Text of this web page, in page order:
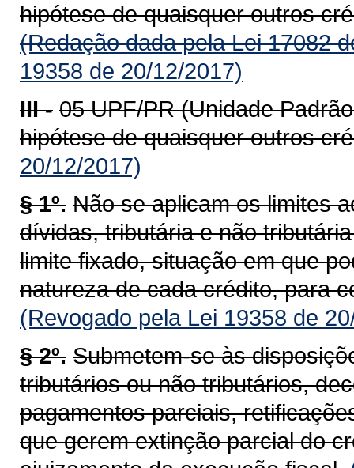
hipótese de quaisquer outros
(Redação dada pela Lei 17082
19358 de 20/12/2017)
III - 05 UPF/PR (Unidade
hipótese de quaisquer outros
20/12/2017)
§ 1º. Não se aplicam os limites
dívidas, tributária e não
limite fixado, situação em que
natureza de cada crédito, para
(Revogado pela Lei 19358 de
§ 2º. Submetem-se às
tributários ou não tributários,
pagamentos parciais,
que gerem extinção parcial do